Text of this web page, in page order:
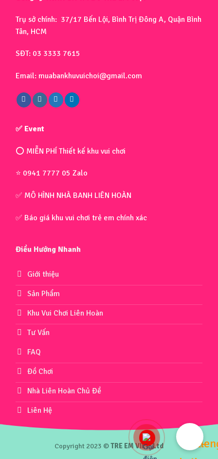
Trụ sở chính: 37/17 Bến Lội, Bình Trị Đông A, Quận Bình
Tân, HCM
SĐT: 03 3333 7615
Email: muabankhuvuichoi@gmail.com
✅ Event
⭕ MIỄN PHÍ Thiết kế khu vui chơi
⭐ 0941 7777 05 Zalo
✅ MÔ HÌNH NHÀ BANH LIÊN HOÀN
✅ Báo giá khu vui chơi trẻ em chính xác
Điều Hướng Nhanh
Giới thiệu
Sản Phẩm
Khu Vui Chơi Liên Hoàn
Tư Vấn
FAQ
Đồ Chơi
Nhà Liên Hoàn Chủ Đề
Liên Hệ
Copyright 2023 ©TRE EM VIET.,Ltd